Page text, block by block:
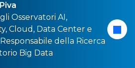
Osservatori AI,
, Cloud , Data Center e
della Ricerca
Big Data